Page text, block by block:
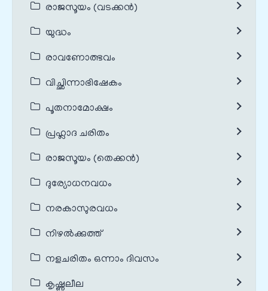
രാജസൂയം (വടക്കൻ)
യുദ്ധം
രാവണോത്ഭവം
വിച്ഛിന്നാഭിഷേകം
പൂതനാമോക്ഷം
പ്രഹ്ലാദ ചരിതം
രാജസൂയം (തെക്കൻ)
ദുര്യോധനവധം
നരകാസുരവധം
നിഴൽക്കുത്ത്
നളചരിതം ഒന്നാം ദിവസം
കൃഷ്ണലീല